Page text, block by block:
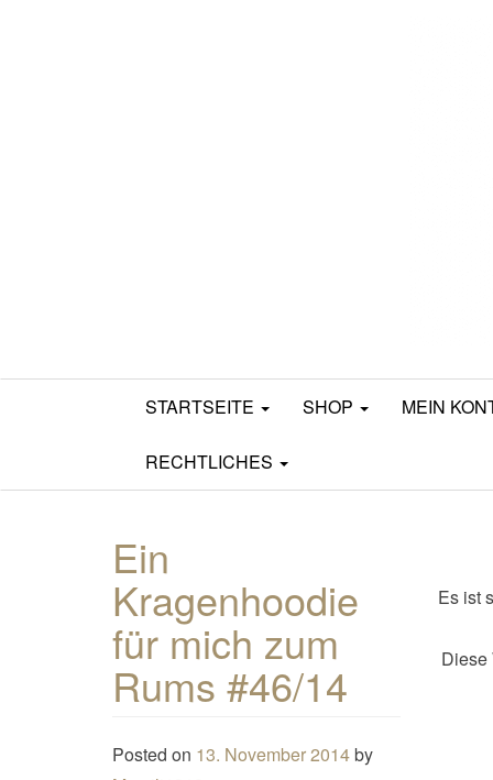
Mamili1910
STARTSEITE SHOP MEIN
RECHTLICHES
Ein
Kragenhoodie
für mich zum
Rums #46/14
Posted on 13. November 2014by
Es ist